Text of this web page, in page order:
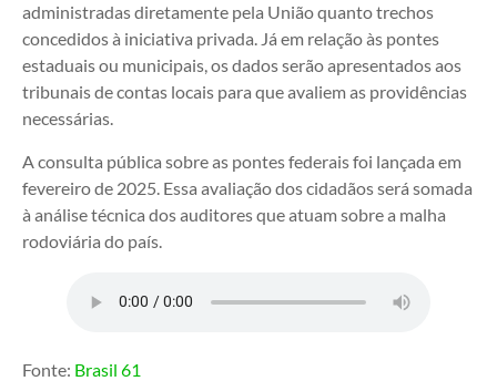
administradas diretamente pela União quanto trechos
concedidos à iniciativa privada. Já em relação às pontes
estaduais ou municipais, os dados serão apresentados aos
tribunais de contas locais para que avaliem as providências
necessárias.
A consulta pública sobre as pontes federais foi lançada em
fevereiro de 2025. Essa avaliação dos cidadãos será somada
à análise técnica dos auditores que atuam sobre a malha
rodoviária do país.
Fonte: Brasil 61